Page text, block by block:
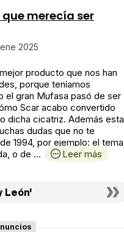
merecía ser
2025
producto que nos han
porque teníamos
el gran Mufasa pasó de ser
Scar acabo convertido
dicha cicatriz. Además esta
dudas que no te
1994, por ejemplo: el tema
o de ...
Leer más
León'